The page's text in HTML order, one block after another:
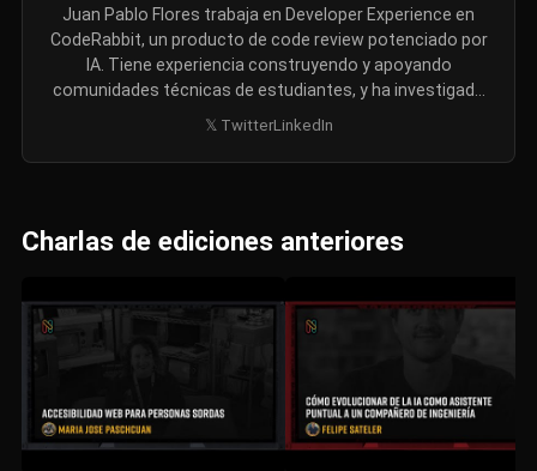
Juan Pablo Flores trabaja en Developer Experience en
CodeRabbit, un producto de code review potenciado por
IA. Tiene experiencia construyendo y apoyando
comunidades técnicas de estudiantes, y ha investigado
cómo las personas colaboran en plataformas online y
películas de Ghibli, los videojuegos de aventura y las
𝕏 TwitterLinkedIn
Charlas de ediciones anteriores